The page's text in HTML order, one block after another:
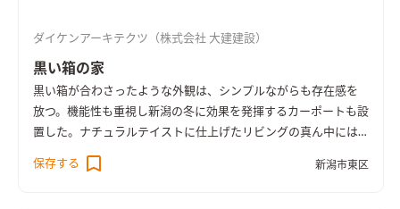
ダイケンアーキテクツ（株式会社 大建建設）
黒い箱の家
黒い箱が合わさったような外観は、シンプルながらも存在感を
放つ。機能性も重視し新潟の冬に効果を発揮するカーポートも設
置した。ナチュラルテイストに仕上げたリビングの真ん中には
吹き抜けがあり、大きな窓から採光を取り入れることができる。
階段を上がってすぐの2階ホールにはテーブルを造作。チェアー
保存する 新潟市東区